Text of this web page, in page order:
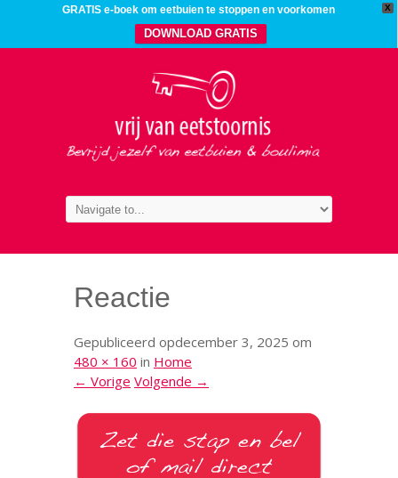
X
GRATIS e-boek om eetbuien te stoppen en voorkomen
DOWNLOAD GRATIS
Reactie
Gepubliceerd opdecember 3, 2025 om
480 × 160 in Home
← Vorige Volgende →